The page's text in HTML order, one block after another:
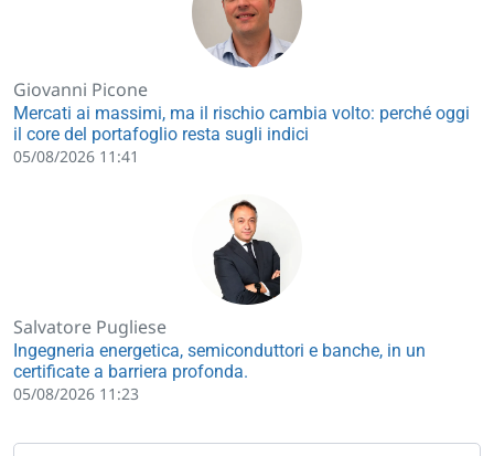
Giovanni Picone
Mercati ai massimi, ma il rischio cambia volto: perché oggi
il core del portafoglio resta sugli indici
05/08/2026 11:41
Salvatore Pugliese
Ingegneria energetica, semiconduttori e banche, in un
certificate a barriera profonda.
05/08/2026 11:23